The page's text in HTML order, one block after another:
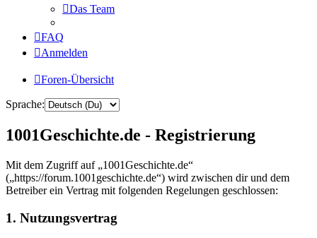
Das Team
FAQ
Anmelden
Foren-Übersicht
Sprache:
1001Geschichte.de - Registrierung
Mit dem Zugriff auf „1001Geschichte.de“
(„https://forum.1001geschichte.de“) wird zwischen dir und dem
Betreiber ein Vertrag mit folgenden Regelungen geschlossen:
1. Nutzungsvertrag